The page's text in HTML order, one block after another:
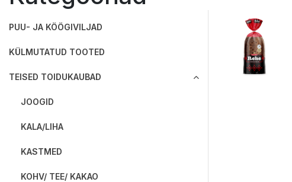
PUU- JA KÖÖGIVILJAD
KÜLMUTATUD TOOTED
TEISED TOIDUKAUBAD
JOOGID
KALA/LIHA
KASTMED
KOHV/ TEE/ KAKAO